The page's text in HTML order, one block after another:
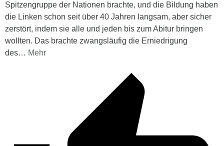
Spitzengruppe der Nationen brachte, und die Bildung haben
die Linken schon seit über 40 Jahren langsam, aber sicher
zerstört, indem sie alle und jeden bis zum Abitur bringen
wollten. Das brachte zwangsläufig die Erniedrigung
des… Mehr